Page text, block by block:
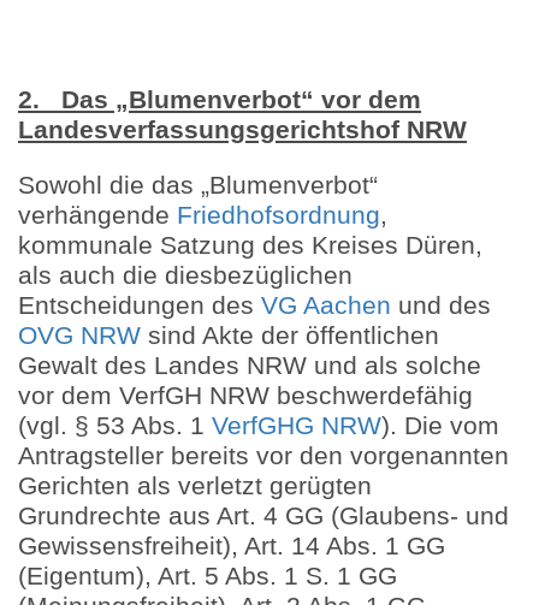
2. Das „Blumenverbot“ vor dem
Landesverfassungsgerichtshof NRW
Sowohl die das „Blumenverbot“
verhängende Friedhofsordnung,
kommunale Satzung des Kreises Düren,
als auch die diesbezüglichen
Entscheidungen des VG Aachen und des
OVG NRW sind Akte der öffentlichen
Gewalt des Landes NRW und als solche
vor dem VerfGH NRW beschwerdefähig
(vgl. § 53 Abs. 1 VerfGHG NRW). Die vom
Antragsteller bereits vor den vorgenannten
Gerichten als verletzt gerügten
Grundrechte aus Art. 4 GG (Glaubens- und
Gewissensfreiheit), Art. 14 Abs. 1 GG
(Eigentum), Art. 5 Abs. 1 S. 1 GG